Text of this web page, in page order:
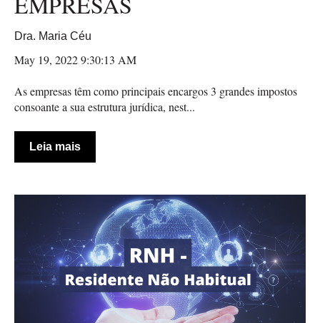
Dra. Maria Céu
May 19, 2022 9:30:13 AM
As empresas têm como principais encargos 3 grandes impostos
consoante a sua estrutura jurídica, nest...
Leia mais